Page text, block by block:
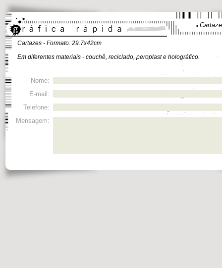
Cartazes - Formato: 29.7x42cm
Em diferentes materiais - couchê, reciclado, peroplast e holográfico.
Nome:
E-mail:
Telefone:
Mensagem: